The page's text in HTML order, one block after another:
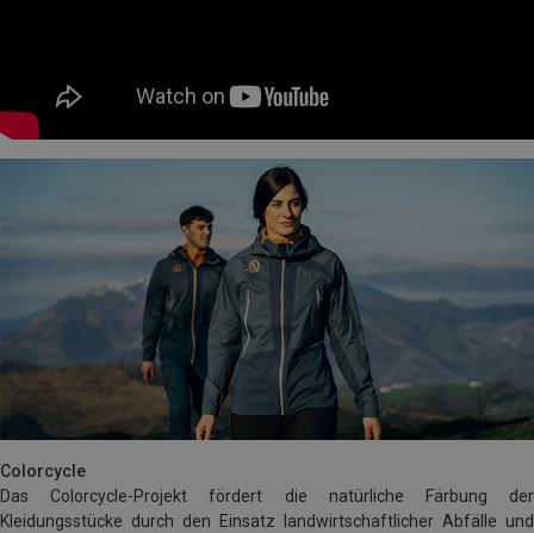
Colorcycle
Das Colorcycle-Projekt fördert die natürliche Färbung der
Kleidungsstücke durch den Einsatz landwirtschaftlicher Abfälle und